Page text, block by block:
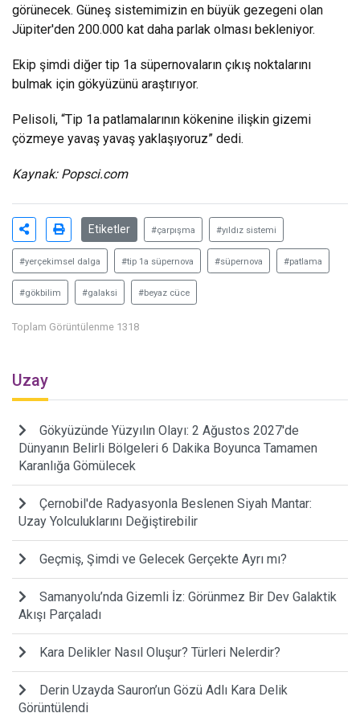
görünecek. Güneş sistemimizin en büyük gezegeni olan
Jüpiter'den 200.000 kat daha parlak olması bekleniyor.
Ekip şimdi diğer tip 1a süpernovaların çıkış noktalarını
bulmak için gökyüzünü araştırıyor.
Pelisoli, “Tip 1a patlamalarının kökenine ilişkin gizemi
çözmeye yavaş yavaş yaklaşıyoruz” dedi.
Kaynak:Popsci.com
Etiketler #çarpışma #yıldız sistemi
#yerçekimsel dalga #tip 1a süpernova #süpernova #patlama
#gökbilim #galaksi #beyaz cüce
Toplam Görüntülenme 1318
Uzay
Gökyüzünde Yüzyılın Olayı: 2 Ağustos 2027'de
Dünyanın Belirli Bölgeleri 6 Dakika Boyunca Tamamen
Karanlığa Gömülecek
Çernobil'de Radyasyonla Beslenen Siyah Mantar:
Uzay Yolculuklarını Değiştirebilir
Geçmiş, Şimdi ve Gelecek Gerçekte Ayrı mı?
Samanyolu’nda Gizemli İz: Görünmez Bir Dev Galaktik
Akışı Parçaladı
Kara Delikler Nasıl Oluşur? Türleri Nelerdir?
Derin Uzayda Sauron’un Gözü Adlı Kara Delik
Görüntülendi